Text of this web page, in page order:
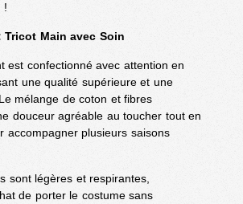
!
Main avec Soin
est confectionné avec attention en
une qualité supérieure et une
mélange de coton et fibres
douceur agréable au toucher tout en
accompagner plusieurs saisons
sont légères et respirantes,
de porter le costume sans